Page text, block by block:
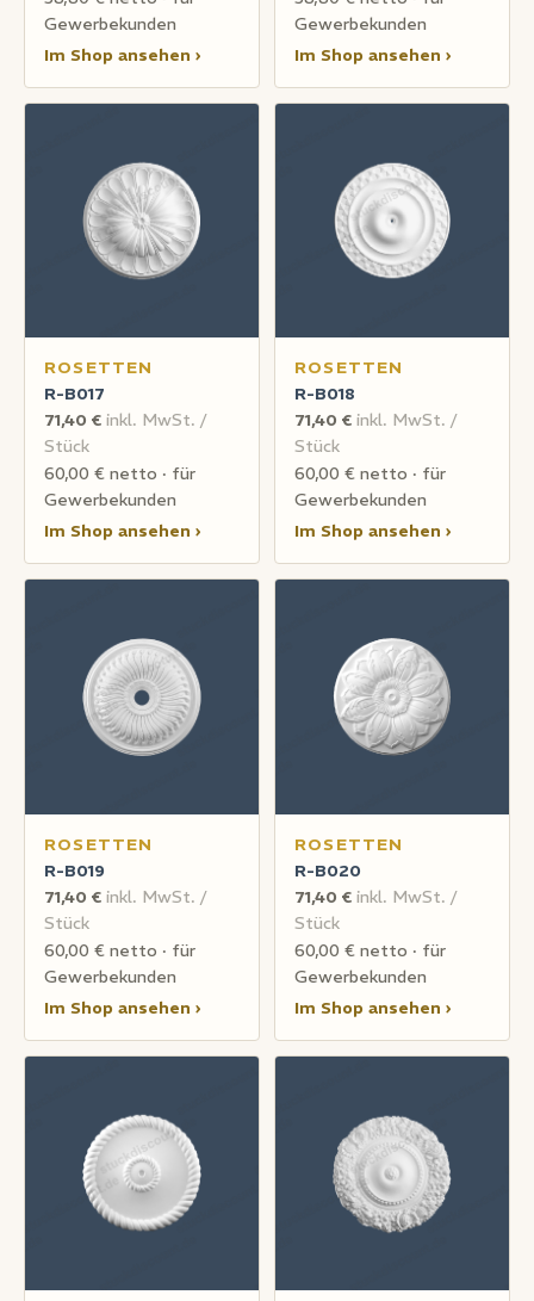
Gewerbekunden
Im Shop ansehen ›
Gewerbekunden
Im Shop ansehen ›
ROSETTEN
R-B017
71,40 € inkl. MwSt. /
Stück
60,00 € netto · für
Gewerbekunden
Im Shop ansehen ›
ROSETTEN
R-B018
71,40 € inkl. MwSt. /
Stück
60,00 € netto · für
Gewerbekunden
Im Shop ansehen ›
ROSETTEN
R-B019
71,40 € inkl. MwSt. /
Stück
60,00 € netto · für
Gewerbekunden
Im Shop ansehen ›
ROSETTEN
R-B020
71,40 € inkl. MwSt. /
Stück
60,00 € netto · für
Gewerbekunden
Im Shop ansehen ›